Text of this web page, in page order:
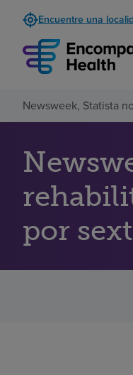
Encuentre una
Newsweek, Statista
por